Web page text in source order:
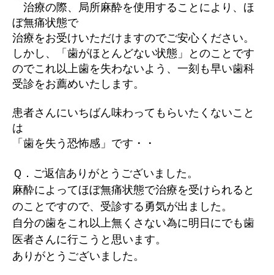
治療の際、局所麻酔を使用することにより、ほ
ぼ無痛状態で
治療をお受けいただけますのでご安心ください。
しかし、「歯がほとんどない状態」とのことです
のでこれ以上歯を失わないよう、一刻も早い歯科
受診をお薦めいたします。
患者さんにいちばん味わってもらいたくないこと
は
「歯を失う恐怖感」です・・
Ｑ．ご返信ありがとうございました。
麻酔によってほぼ無痛状態で治療を受けられると
のことですので、受診する勇気が出ました。
自分の歯をこれ以上無くさない為に明日にでも歯
医者さんに行こうと思います。
ありがとうございました。